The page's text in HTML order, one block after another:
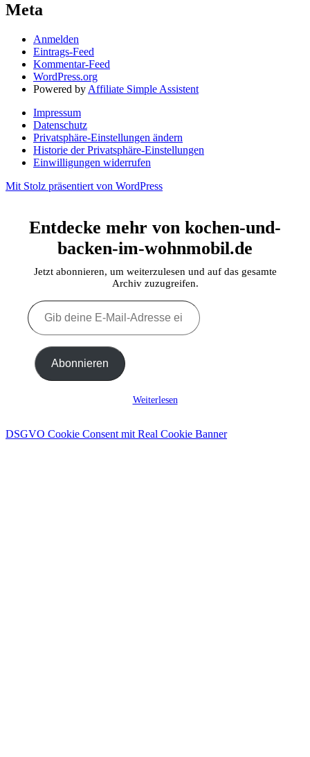
Meta
Anmelden
Eintrags-Feed
Kommentar-Feed
WordPress.org
Powered by Affiliate Simple Assistent
Impressum
Datenschutz
Privatsphäre-Einstellungen ändern
Historie der Privatsphäre-Einstellungen
Einwilligungen widerrufen
Mit Stolz präsentiert von WordPress
Entdecke mehr von kochen-und-
backen-im-wohnmobil.de
Jetzt abonnieren, um weiterzulesen und auf das gesamte
Archiv zuzugreifen.
Gib
deine
E-
Adresse
ein ... Abonnieren
Weiterlesen
DSGVO Cookie Consent mit Real Cookie Banner